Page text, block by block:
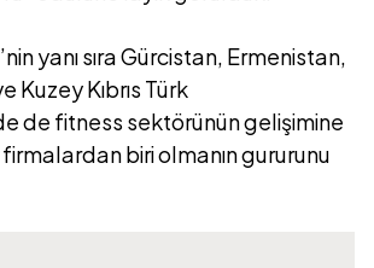
yanı sıra Gürcistan, Ermenistan,
Kuzey Kıbrıs Türk
de fitness sektörünün gelişimine
biri olmanın gururunu